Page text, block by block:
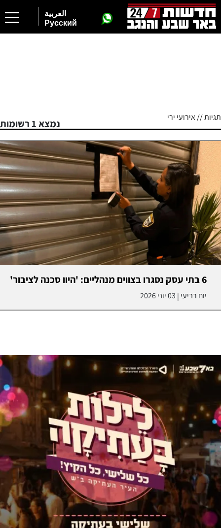
العربية
Русский
תגיות // אירועי ירי
נמצא 1 רשומות
6 בתי עסק נסגרו בצווים מנהליים: 'היוו סכנה לציבור'
יום רביעי | 03 יוני 2026